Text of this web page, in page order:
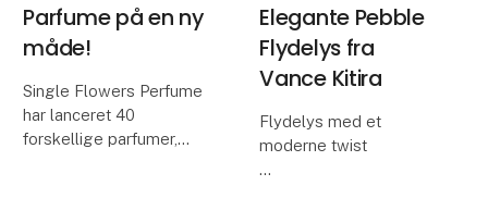
Parfume på en ny
måde!
Single Flowers Perfume
har lanceret 40
forskellige parfumer,
Elegante Pebble
Flydelys fra
Vance Kitira
Flydelys med et
moderne twist